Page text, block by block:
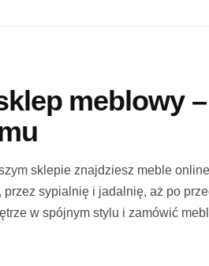
meblowy
sklepie znajdziesz meble
sypialnię i jadalnię, aż po
w spójnym stylu i zamówić